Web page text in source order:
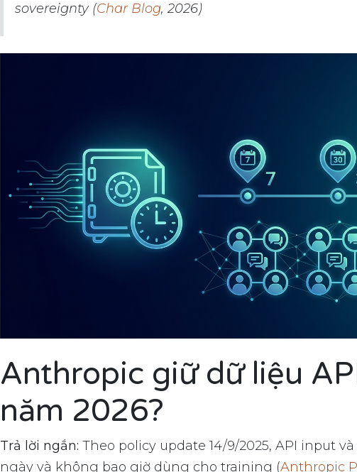
sovereignty (Char Blog, 2026)
Anthropic giữ dữ liệu
năm 2026?
Trả lời ngắn: Theo policy update 14/9/2025, API input
ngày và không bao giờ dùng cho training (Anthropic